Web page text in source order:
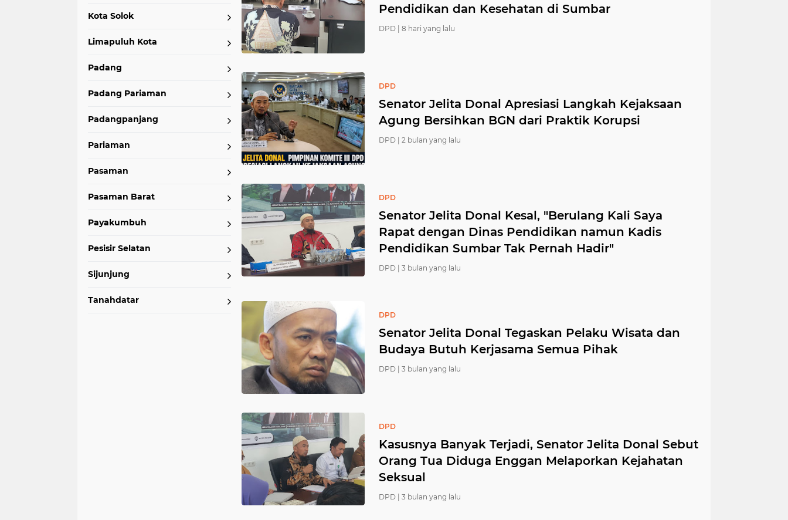
Kota Solok
Limapuluh Kota
Padang
Padang Pariaman
Padangpanjang
Pariaman
Pasaman
Pasaman Barat
Payakumbuh
Pesisir Selatan
Sijunjung
Tanahdatar
Pendidikan dan Kesehatan di Sumbar
DPD | 8 hari yang lalu
DPD
Senator Jelita Donal Apresiasi Langkah Kejaksaan
Agung Bersihkan BGN dari Praktik Korupsi
DPD | 2 bulan yang lalu
DPD
Senator Jelita Donal Kesal, "Berulang Kali Saya
Rapat dengan Dinas Pendidikan namun Kadis
Pendidikan Sumbar Tak Pernah Hadir"
DPD | 3 bulan yang lalu
DPD
Senator Jelita Donal Tegaskan Pelaku Wisata dan
Budaya Butuh Kerjasama Semua Pihak
DPD | 3 bulan yang lalu
DPD
Kasusnya Banyak Terjadi, Senator Jelita Donal Sebut
Orang Tua Diduga Enggan Melaporkan Kejahatan
Seksual
DPD | 3 bulan yang lalu